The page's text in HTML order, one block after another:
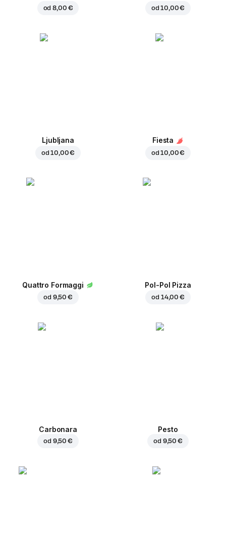
od8,00 € od10,00 €
Ljubljana
od10,00 €
Fiesta
od10,00 €
Quattro Formaggi
od 9,50 €
Pol-Pol Pizza
od 14,00 €
Carbonara
od 9,50 €
Pesto
od 9,50 €